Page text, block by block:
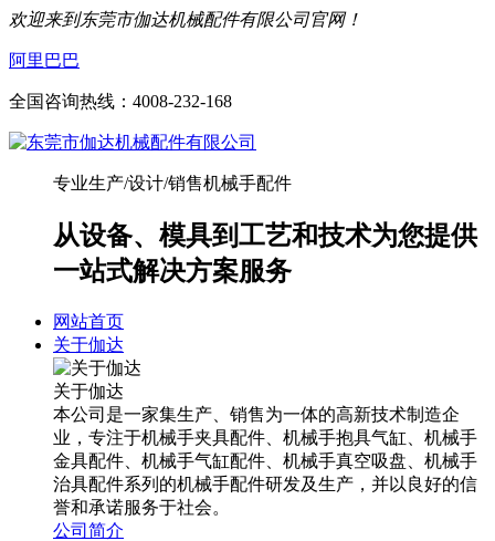
欢迎来到东莞市伽达机械配件有限公司官网！
阿里巴巴
全国咨询热线： 4008-232-168
专业生产/设计/销售机械手配件
从设备、模具到工艺和技术为您提供
一站式解决方案服务
网站首页
关于伽达
关于伽达
本公司是一家集生产、销售为一体的高新技术制造企
业，专注于机械手夹具配件、机械手抱具气缸、机械手
金具配件、机械手气缸配件、机械手真空吸盘、机械手
治具配件系列的机械手配件研发及生产，并以良好的信
誉和承诺服务于社会。
公司简介